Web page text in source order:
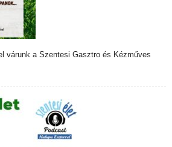
várunk a Szentesi Gasztro és Kézműves